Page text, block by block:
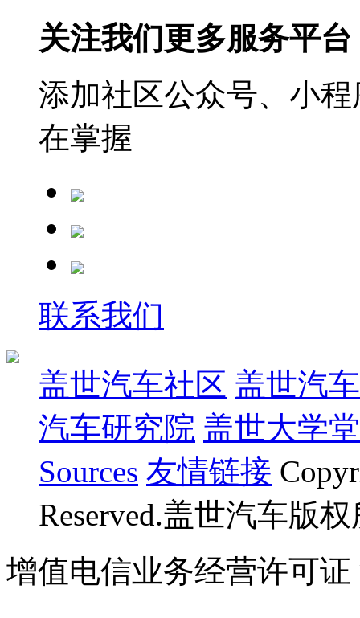
关注我们更多服务平台
添加社区公众号、小
在掌握
联系我们
盖世汽车社区 盖世汽
汽车研究院 盖世大学堂
Sources 友情链接
Reserved.盖世汽车版
增值电信业务经营许可证